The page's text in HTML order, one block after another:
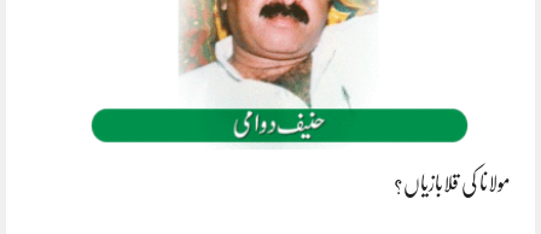
مولانا کی قلابازیاں؟